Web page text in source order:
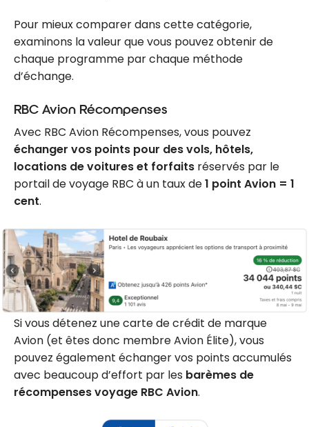
Pour mieux comparer dans cette catégorie,
examinons la valeur que vous pouvez obtenir de
chaque programme par chaque méthode
d’échange.
RBC Avion Récompenses
Avec RBC Avion Récompenses, vous pouvez
échanger vos points pour des vols, hôtels,
locations de voitures et forfaits réservés par le
portail de voyage RBC à un taux de1 point Avion = 1
cent.
Si vous détenez une carte de crédit de marque
Avion (et êtes donc membre Avion Élite), vous
pouvez également échanger vos points accumulés
avec beaucoup d’effort par les barèmes de
récompenses voyage RBC Avion.